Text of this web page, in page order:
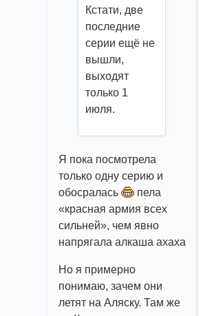
Кстати, две
последние
серии ещё не
вышли,
выходят
только 1
июля.
Я пока посмотрела
только одну серию и
обосралась
пела
«красная армия всех
сильней», чем явно
напрягала алкаша ахаха
Но я примерно
понимаю, зачем они
летят на Аляску. Там же